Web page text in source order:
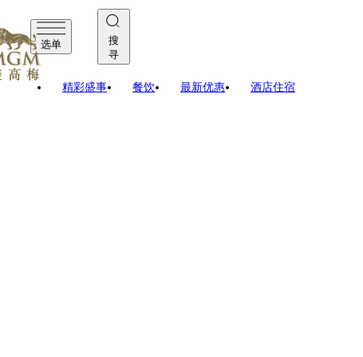
选单
搜
寻
精彩盛事 餐饮 最新优惠 酒店住宿